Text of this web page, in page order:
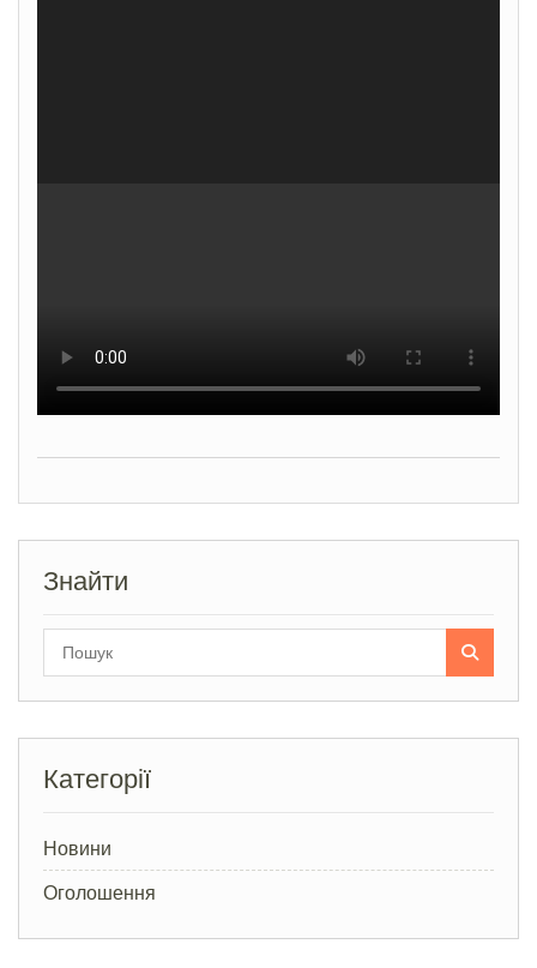
Знайти
Категорії
Новини
Оголошення